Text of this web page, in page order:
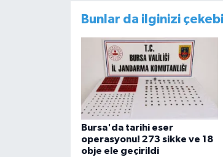
Bunlar da ilginizi
Bursa'da tarihi eser
operasyonu! 273 sikke ve 18
obje ele geçirildi